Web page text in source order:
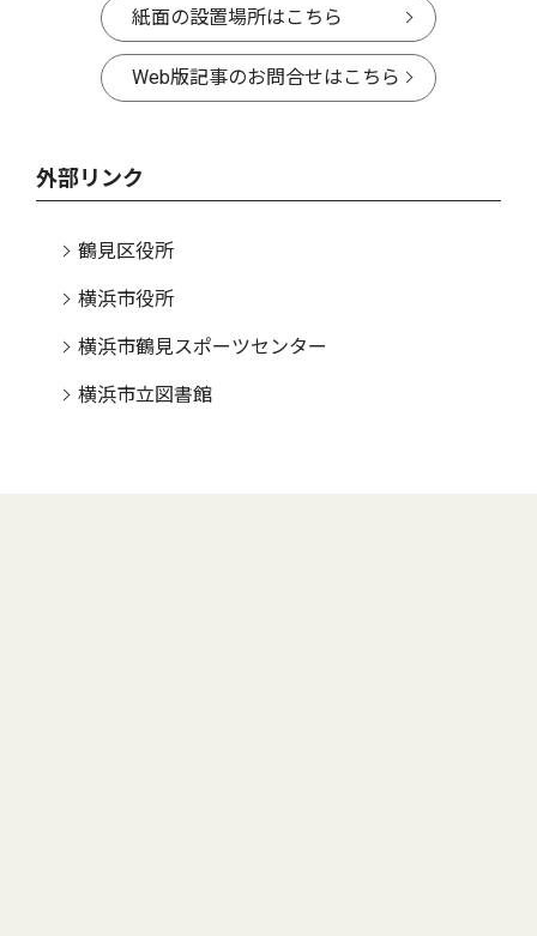
紙面の設置場所はこちら
Web版記事のお問合せはこちら
外部リンク
鶴見区役所
横浜市役所
横浜市鶴見スポーツセンター
横浜市立図書館